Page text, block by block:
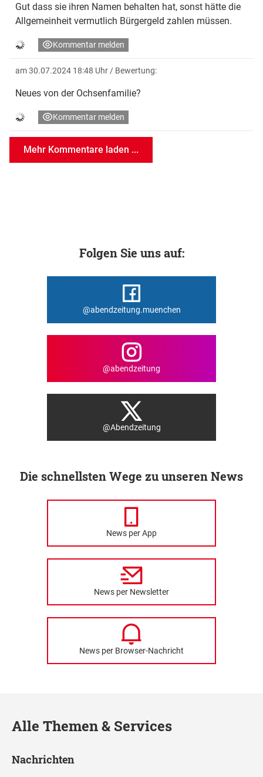
Gut dass sie ihren Namen behalten hat, sonst hätte die
Allgemeinheit vermutlich Bürgergeld zahlen müssen.
Kommentar melden
am 30.07.2024 18:48 Uhr / Bewertung:
Neues von der Ochsenfamilie?
Kommentar melden
Mehr Kommentare laden ...
Folgen Sie uns auf:
@abendzeitung.muenchen
@abendzeitung
@Abendzeitung
Die schnellsten Wege zu unseren News
News per App
News per Newsletter
News per Browser-Nachricht
Alle Themen & Services
Nachrichten